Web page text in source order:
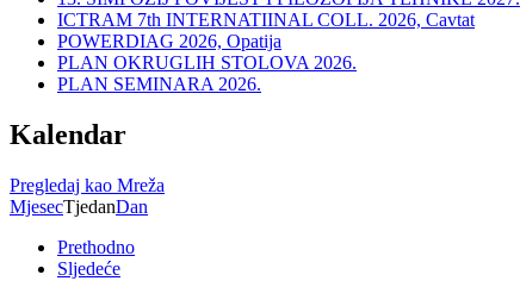
ICTRAM 7th INTERNATIINAL COLL. 2026, Cavtat
POWERDIAG 2026, Opatija
PLAN OKRUGLIH STOLOVA 2026.
PLAN SEMINARA 2026.
Kalendar
Pregledaj kao Mreža
MjesecTjedanDan
Prethodno
Sljedeće